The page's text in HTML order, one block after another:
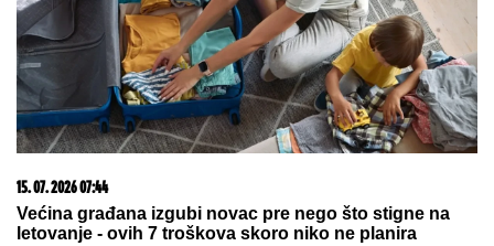
traže pad vlade, Nemačka pred
raspadom
VUKAO ŽENU ZA KOSU, PA JE
ŠTAPOM UDARIO DIREKTNO U
GLAVU!Jezivo nasilje u porodici:
Istrčala na ulicu u panici, nasilnik je